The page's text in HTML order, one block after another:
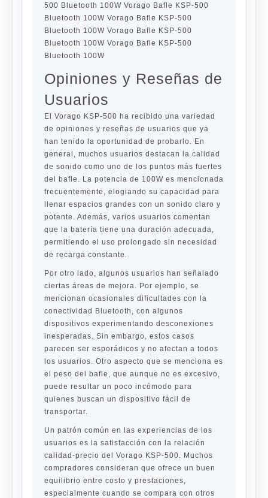
500 Bluetooth 100W Vorago Bafle KSP-500
Bluetooth 100W Vorago Bafle KSP-500
Bluetooth 100W Vorago Bafle KSP-500
Bluetooth 100W Vorago Bafle KSP-500
Bluetooth 100W
Opiniones y Reseñas de
Usuarios
El Vorago KSP-500 ha recibido una variedad
de opiniones y reseñas de usuarios que ya
han tenido la oportunidad de probarlo. En
general, muchos usuarios destacan la calidad
de sonido como uno de los puntos más fuertes
del bafle. La potencia de 100W es mencionada
frecuentemente, elogiando su capacidad para
llenar espacios grandes con un sonido claro y
potente. Además, varios usuarios comentan
que la batería tiene una duración adecuada,
permitiendo el uso prolongado sin necesidad
de recarga constante.
Por otro lado, algunos usuarios han señalado
ciertas áreas de mejora. Por ejemplo, se
mencionan ocasionales dificultades con la
conectividad Bluetooth, con algunos
dispositivos experimentando desconexiones
inesperadas. Sin embargo, estos casos
parecen ser esporádicos y no afectan a todos
los usuarios. Otro aspecto que se menciona es
el peso del bafle, que aunque no es excesivo,
puede resultar un poco incómodo para
quienes buscan un dispositivo fácil de
transportar.
Un patrón común en las experiencias de los
usuarios es la satisfacción con la relación
calidad-precio del Vorago KSP-500. Muchos
compradores consideran que ofrece un buen
equilibrio entre costo y prestaciones,
especialmente cuando se compara con otros